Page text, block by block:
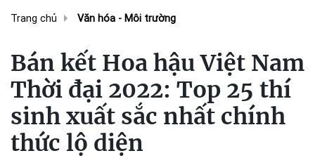
Trang chủ Văn hóa - Môi trường
Bán kết Hoa hậu Việt Nam
Thời đại 2022: Top 25 thí
sinh xuất sắc nhất chính
thức lộ diện